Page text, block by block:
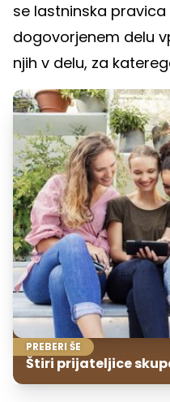
se lastninska
dogovorjenem delu
njih v delu, za
PREBERI ŠE
Štiri prijateljice